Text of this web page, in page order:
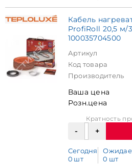
Кабель
ProfiRoll 20,5 м/
100035704500
Артикул
Код товара
Производитель
Ваша цена
Розн.цена
Кратность
Сегодня
0 шт
0 шт